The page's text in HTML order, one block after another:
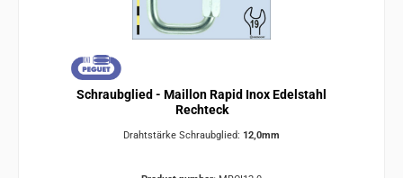
Schraubglied - Maillon Rapid Inox Edelstahl
Rechteck
Drahtstärke Schraubglied: 12,0mm